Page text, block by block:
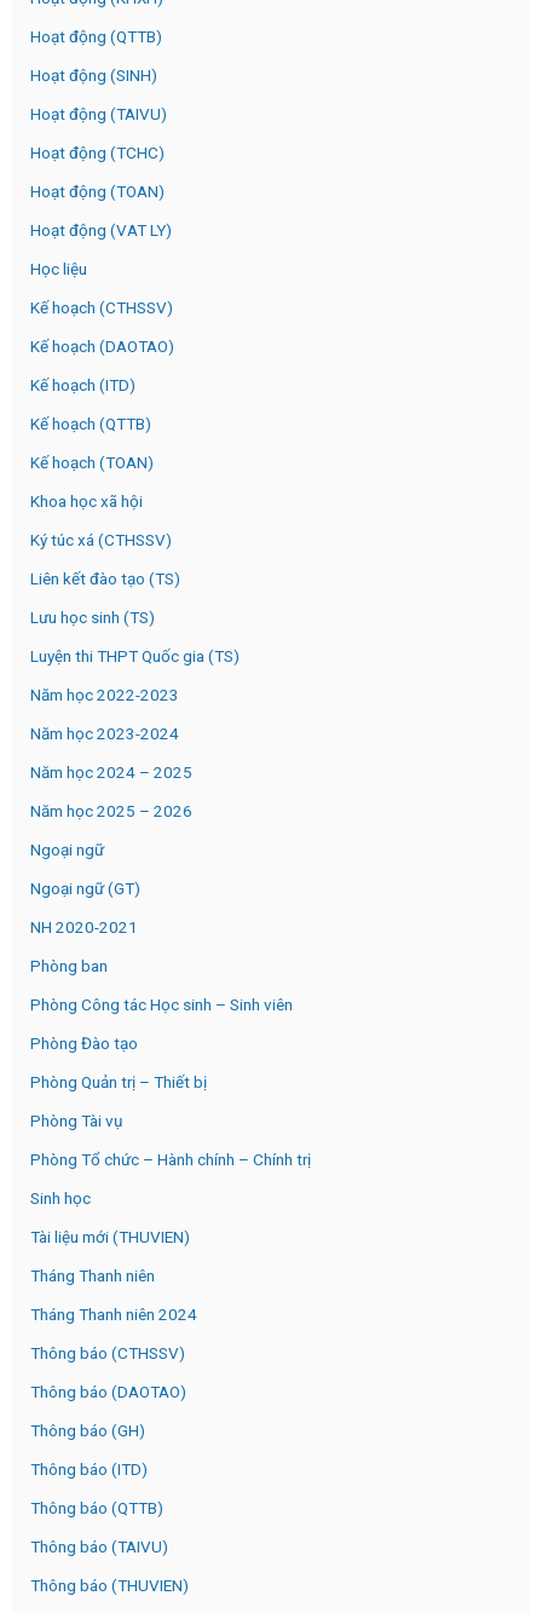
Hoạt động (QTTB)
Hoạt động (SINH)
Hoạt động (TAIVU)
Hoạt động (TCHC)
Hoạt động (TOAN)
Hoạt động (VAT LY)
Học liệu
Kế hoạch (CTHSSV)
Kế hoạch (DAOTAO)
Kế hoạch (ITD)
Kế hoạch (QTTB)
Kế hoạch (TOAN)
Khoa học xã hội
Ký túc xá (CTHSSV)
Liên kết đào tạo (TS)
Lưu học sinh (TS)
Luyện thi THPT Quốc gia (TS)
Năm học 2022-2023
Năm học 2023-2024
Năm học 2024 – 2025
Năm học 2025 – 2026
Ngoại ngữ
Ngoại ngữ (GT)
NH 2020-2021
Phòng ban
Phòng Công tác Học sinh – Sinh viên
Phòng Đào tạo
Phòng Quản trị – Thiết bị
Phòng Tài vụ
Phòng Tổ chức – Hành chính – Chính trị
Sinh học
Tài liệu mới (THUVIEN)
Tháng Thanh niên
Tháng Thanh niên 2024
Thông báo (CTHSSV)
Thông báo (DAOTAO)
Thông báo (GH)
Thông báo (ITD)
Thông báo (QTTB)
Thông báo (TAIVU)
Thông báo (THUVIEN)